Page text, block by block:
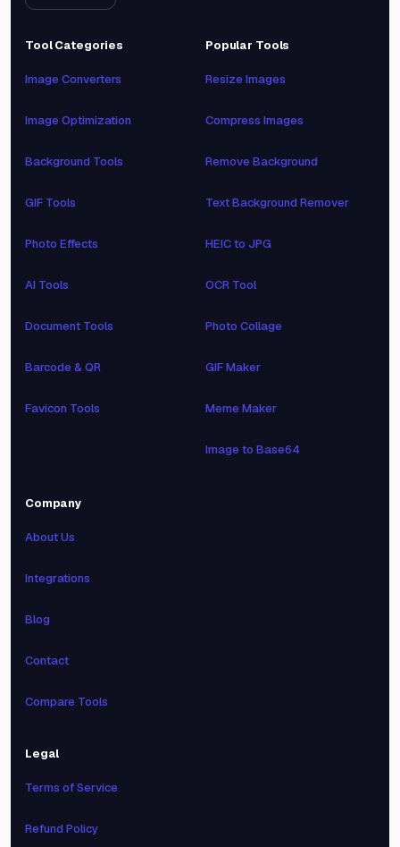
Tool Categories
Image Converters
Image Optimization
Background Tools
GIF Tools
Photo Effects
AI Tools
Document Tools
Barcode & QR
Favicon Tools
Popular Tools
Resize Images
Compress Images
Remove Background
Text Background Remover
HEIC to JPG
OCR Tool
Photo Collage
GIF Maker
Meme Maker
Image to Base64
Company
About Us
Integrations
Blog
Contact
Compare Tools
Legal
Terms of Service
Refund Policy